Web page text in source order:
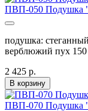
ПВП-050 Подушка
подушка:
верблюжий пух 150
2 425 р.
В корзину
ПВП-070 Подушка